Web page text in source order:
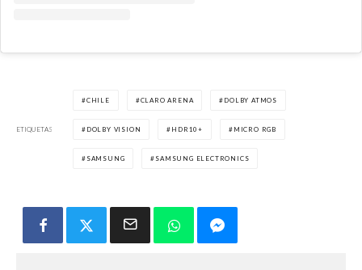
ETIQUETAS
CHILE CLARO ARENA DOLBY ATMOS
DOLBY VISION HDR10+ MICRO RGB
SAMSUNG SAMSUNG ELECTRONICS